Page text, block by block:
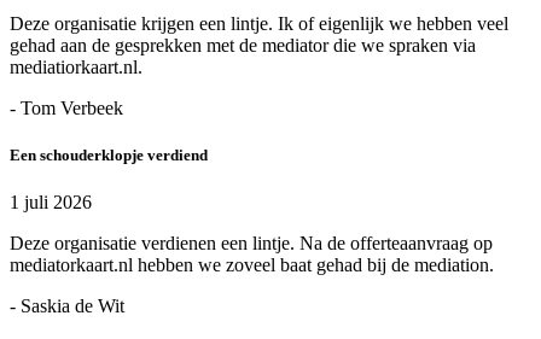
Deze organisatie krijgen een lintje. Ik of eigenlijk we hebben veel
gehad aan de gesprekken met de mediator die we spraken via
mediatiorkaart.nl.
- Tom Verbeek
Een schouderklopje verdiend
1 juli 2026
Deze organisatie verdienen een lintje. Na de offerteaanvraag op
mediatorkaart.nl hebben we zoveel baat gehad bij de mediation.
- Saskia de Wit